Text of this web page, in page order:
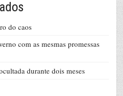
do caos
com as mesmas promessas
durante dois meses